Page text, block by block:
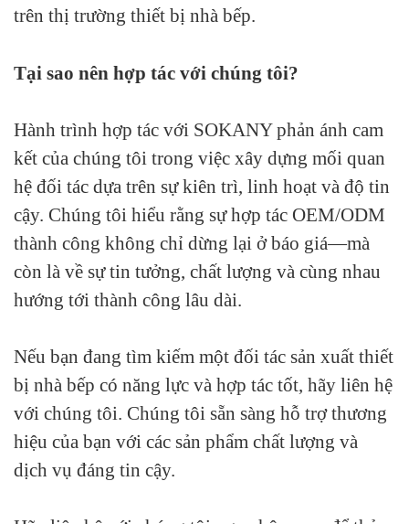
trên thị trường thiết bị nhà bếp.
Tại sao nên hợp tác với chúng tôi?
Hành trình hợp tác với SOKANY phản ánh cam
kết của chúng tôi trong việc xây dựng mối quan
hệ đối tác dựa trên sự kiên trì, linh hoạt và độ tin
cậy. Chúng tôi hiểu rằng sự hợp tác OEM/ODM
thành công không chỉ dừng lại ở báo giá—mà
còn là về sự tin tưởng, chất lượng và cùng nhau
hướng tới thành công lâu dài.
Nếu bạn đang tìm kiếm một đối tác sản xuất thiết
bị nhà bếp có năng lực và hợp tác tốt, hãy liên hệ
với chúng tôi. Chúng tôi sẵn sàng hỗ trợ thương
hiệu của bạn với các sản phẩm chất lượng và
dịch vụ đáng tin cậy.